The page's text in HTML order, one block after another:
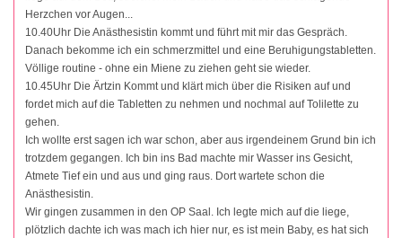
Herzchen vor Augen...
10.40Uhr Die Anästhesistin kommt und führt mit mir das Gespräch.
Danach bekomme ich ein schmerzmittel und eine Beruhigungstabletten.
Völlige routine - ohne ein Miene zu ziehen geht sie wieder.
10.45Uhr Die Ärtzin Kommt und klärt mich über die Risiken auf und
fordet mich auf die Tabletten zu nehmen und nochmal auf Tolilette zu
gehen.
Ich wollte erst sagen ich war schon, aber aus irgendeinem Grund bin ich
trotzdem gegangen. Ich bin ins Bad machte mir Wasser ins Gesicht,
Atmete Tief ein und aus und ging raus. Dort wartete schon die
Anästhesistin.
Wir gingen zusammen in den OP Saal. Ich legte mich auf die liege,
plötzlich dachte ich was mach ich hier nur, es ist mein Baby, es hat sich